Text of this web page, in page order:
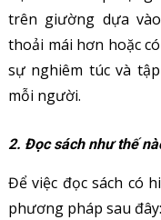
trên giường dựa
thoải mái hơn hoặc
sự nghiêm túc và
mỗi người.
2. Đọc sách như thế
Để việc đọc sách có
phương pháp sau đây: